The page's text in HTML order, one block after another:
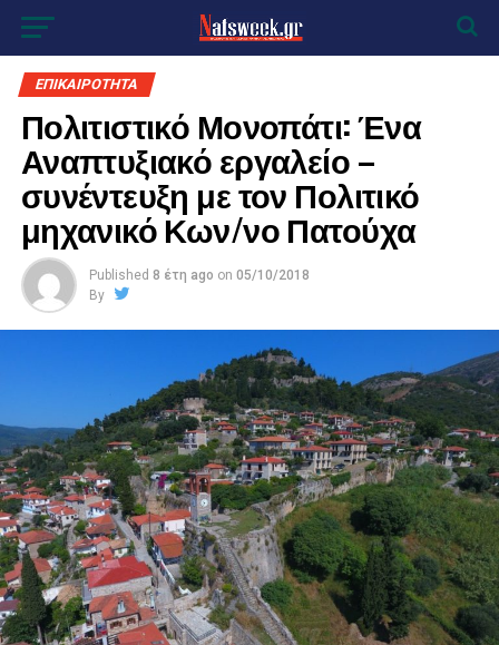
ΕΠΙΚΑΙΡΟΤΗΤΑ
Πολιτιστικό Μονοπάτι: Ένα
Αναπτυξιακό εργαλείο –
συνέντευξη με τον Πολιτικό
μηχανικό Κων/νο Πατούχα
Published 8 έτη ago on 05/10/2018
By